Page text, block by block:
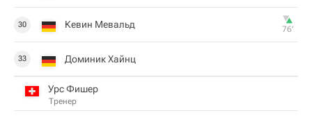
30 Кевин Мевальд 76‎’‎
33 Доминик Хайнц
Урс Фишер
Тренер